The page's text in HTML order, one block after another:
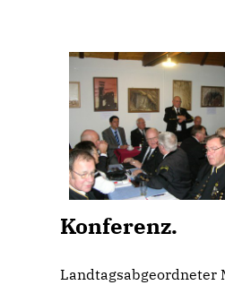
Konferenz.
Landtagsabgeordneter